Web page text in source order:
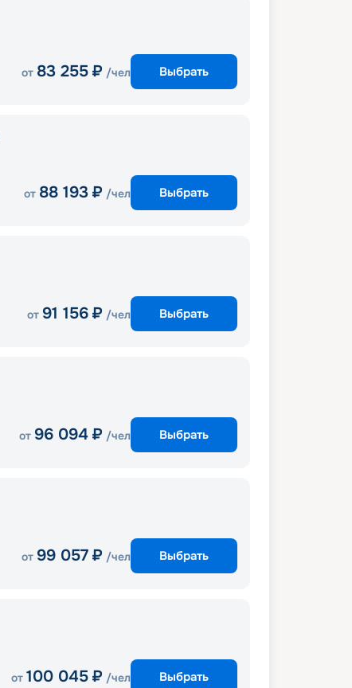
от 83 255 ₽ /чел Выбрать
от 88 193 ₽ /чел Выбрать
от 91 156 ₽ /чел Выбрать
от 96 094 ₽ /чел Выбрать
от 99 057 ₽ /чел Выбрать
от 100 045 ₽ /чел Выбрать